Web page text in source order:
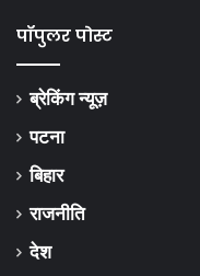
पॉपुलर पोस्ट
ब्रेकिंग न्यूज़
पटना
बिहार
राजनीति
देश